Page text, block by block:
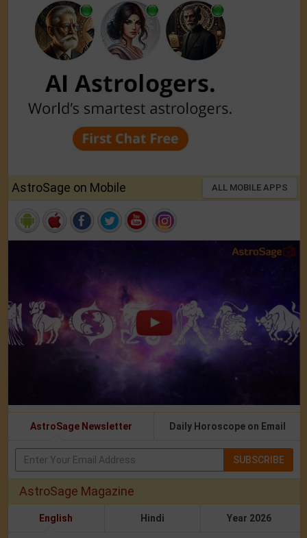
AstroSage on Mobile ALL MOBILE APPS
AstroSage Newsletter Daily Horoscope on Email
SUBSCRIBE
AstroSage Magazine
English Hindi Year 2026